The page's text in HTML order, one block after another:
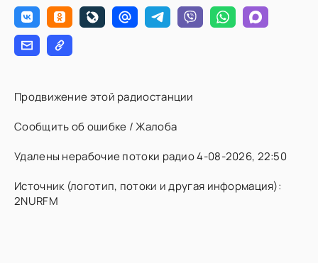
Продвижение этой радиостанции
Сообщить об ошибке / Жалоба
Удалены нерабочие потоки радио 4-08-2026, 22:50
Источник (логотип, потоки и другая информация):
2NURFM